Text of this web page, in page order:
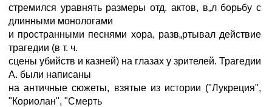
стремился уравнять размеры отд. актов, в„л борьбу с
длинными монологами
и пространными песнями хора, разв„ртывал действие
трагедии (в т. ч.
сцены убийств и казней) на глазах у зрителей. Трагедии
А. были написаны
на античные сюжеты, взятые из истории ("Лукреция",
"Кориолан", "Смерть